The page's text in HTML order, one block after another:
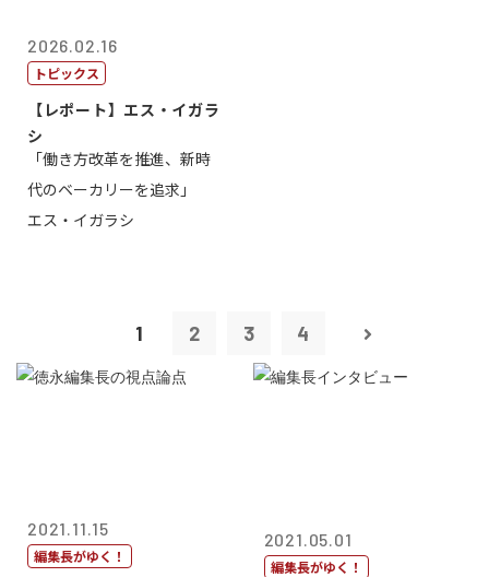
2026.02.16
トピックス
【レポート】エス・イガラ
シ
「働き方改革を推進、新時
代のベーカリーを追求」
エス・イガラシ
1 2 3 4
2021.11.15
編集長がゆく！
2021.05.01
編集長がゆく！